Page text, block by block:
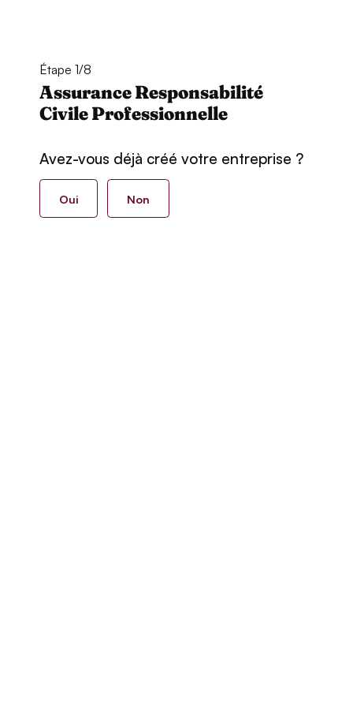
Étape 1/8
Assurance Responsabilité
Civile Professionnelle
Avez-vous déjà créé votre entreprise ?
Oui Non